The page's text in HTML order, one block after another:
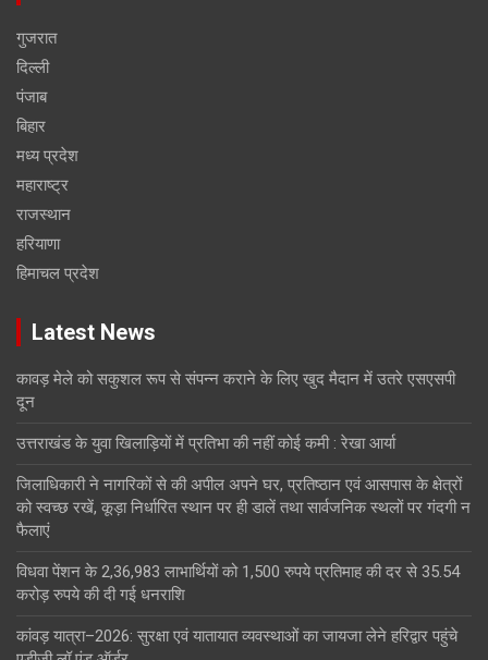
गुजरात
दिल्ली
पंजाब
बिहार
मध्य प्रदेश
महाराष्ट्र
राजस्थान
हरियाणा
हिमाचल प्रदेश
Latest News
कावड़ मेले को सकुशल रूप से संपन्न कराने के लिए खुद मैदान में उतरे एसएसपी
दून
उत्तराखंड के युवा खिलाड़ियों में प्रतिभा की नहीं कोई कमी : रेखा आर्या
जिलाधिकारी ने नागरिकों से की अपील अपने घर, प्रतिष्ठान एवं आसपास के क्षेत्रों
को स्वच्छ रखें, कूड़ा निर्धारित स्थान पर ही डालें तथा सार्वजनिक स्थलों पर गंदगी न
फैलाएं
विधवा पेंशन के 2,36,983 लाभार्थियों को 1,500 रुपये प्रतिमाह की दर से 35.54
करोड़ रुपये की दी गई धनराशि
कांवड़ यात्रा–2026: सुरक्षा एवं यातायात व्यवस्थाओं का जायजा लेने हरिद्वार पहुंचे